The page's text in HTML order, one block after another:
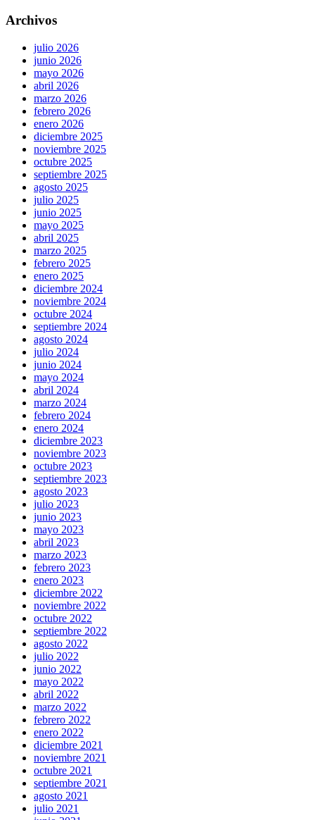
Archivos
julio 2026
junio 2026
mayo 2026
abril 2026
marzo 2026
febrero 2026
enero 2026
diciembre 2025
noviembre 2025
octubre 2025
septiembre 2025
agosto 2025
julio 2025
junio 2025
mayo 2025
abril 2025
marzo 2025
febrero 2025
enero 2025
diciembre 2024
noviembre 2024
octubre 2024
septiembre 2024
agosto 2024
julio 2024
junio 2024
mayo 2024
abril 2024
marzo 2024
febrero 2024
enero 2024
diciembre 2023
noviembre 2023
octubre 2023
septiembre 2023
agosto 2023
julio 2023
junio 2023
mayo 2023
abril 2023
marzo 2023
febrero 2023
enero 2023
diciembre 2022
noviembre 2022
octubre 2022
septiembre 2022
agosto 2022
julio 2022
junio 2022
mayo 2022
abril 2022
marzo 2022
febrero 2022
enero 2022
diciembre 2021
noviembre 2021
octubre 2021
septiembre 2021
agosto 2021
julio 2021